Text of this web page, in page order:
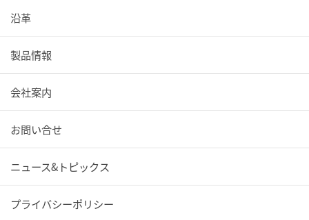
沿革
製品情報
会社案内
お問い合せ
ニュース&トピックス
プライバシーポリシー